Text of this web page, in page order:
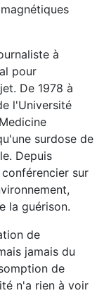
à
pour
De 1978 à
l'Université
surdose de
Depuis
sur
la guérison.
de
jamais du
de
n'a rien à voir